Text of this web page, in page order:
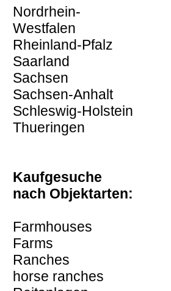
Nordrhein-
Westfalen
Rheinland-Pfalz
Saarland
Sachsen
Sachsen-Anhalt
Schleswig-Holstein
Thueringen
Kaufgesuche
nach Objektarten:
Farmhouses
Farms
Ranches
horse ranches